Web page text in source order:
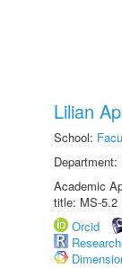
Lilian
School:
Department:
Academic
title: MS-5.2
Orcid